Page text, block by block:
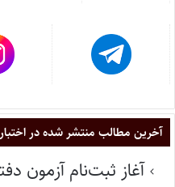
آخرین مطالب منتشر شده در اختبار